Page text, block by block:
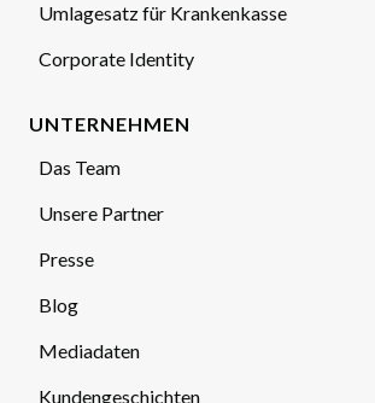
Umlagesatz für Krankenkasse
Corporate Identity
UNTERNEHMEN
Das Team
Unsere Partner
Presse
Blog
Mediadaten
Kundengeschichten